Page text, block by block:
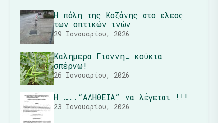
Η πόλη της Κοζάνης στο έλεος
των οπτικών ινών
29 Ιανουαρίου, 2026
Καλημέρα Γιάννη… κούκια
σπέρνω!
26 Ιανουαρίου, 2026
Η …..“ΑΛΗΘΕΙΑ” να λέγεται !!!
23 Ιανουαρίου, 2026